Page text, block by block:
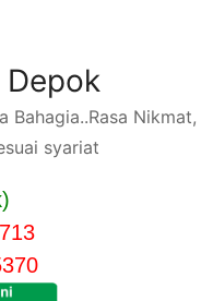
Bahagia..Rasa Nikmat,
syariat